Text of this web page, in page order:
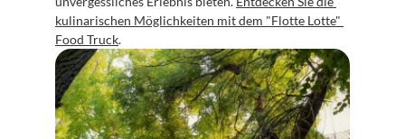
kulinarischen Möglichkeiten mit dem "Flotte Lotte"
Food Truck.